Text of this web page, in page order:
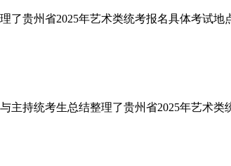
贵州省2025年艺术类统考报名具体考试地
主持统考生总结整理了贵州省2025年艺术类